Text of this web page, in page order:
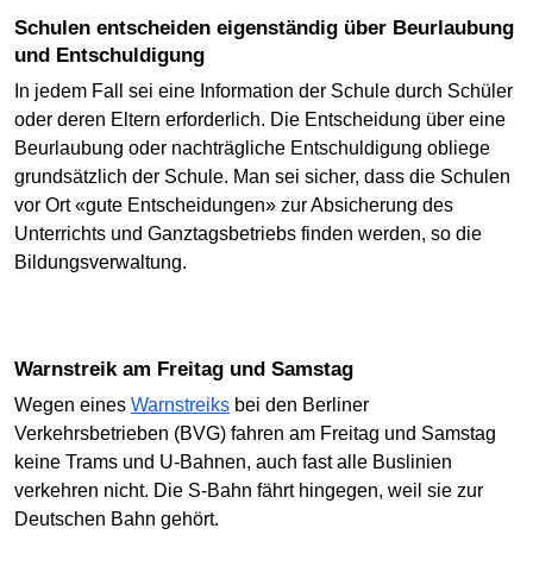
Schulen entscheiden eigenständig über Beurlaubung
und Entschuldigung
In jedem Fall sei eine Information der Schule durch Schüler
oder deren Eltern erforderlich. Die Entscheidung über eine
Beurlaubung oder nachträgliche Entschuldigung obliege
grundsätzlich der Schule. Man sei sicher, dass die Schulen
vor Ort «gute Entscheidungen» zur Absicherung des
Unterrichts und Ganztagsbetriebs finden werden, so die
Bildungsverwaltung.
Warnstreik am Freitag und Samstag
Wegen eines Warnstreiks bei den Berliner
Verkehrsbetrieben (BVG) fahren am Freitag und Samstag
keine Trams und U-Bahnen, auch fast alle Buslinien
verkehren nicht. Die S-Bahn fährt hingegen, weil sie zur
Deutschen Bahn gehört.